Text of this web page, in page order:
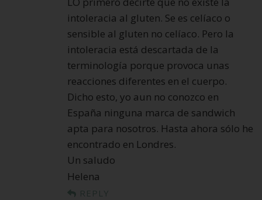
intoleracia al gluten. Se es celíaco o
sensible al gluten no celíaco. Pero la
intoleracia está descartada de la
terminología porque provoca unas
reacciones diferentes en el cuerpo.
Dicho esto, yo aun no conozco en
España ninguna marca de sandwich
apta para nosotros. Hasta ahora sólo he
encontrado en Londres.
Un saludo
Helena
REPLY